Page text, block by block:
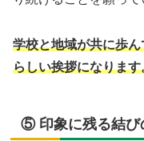
学校と地域が共に歩
らしい挨拶になります
⑤ 印象に残る結び